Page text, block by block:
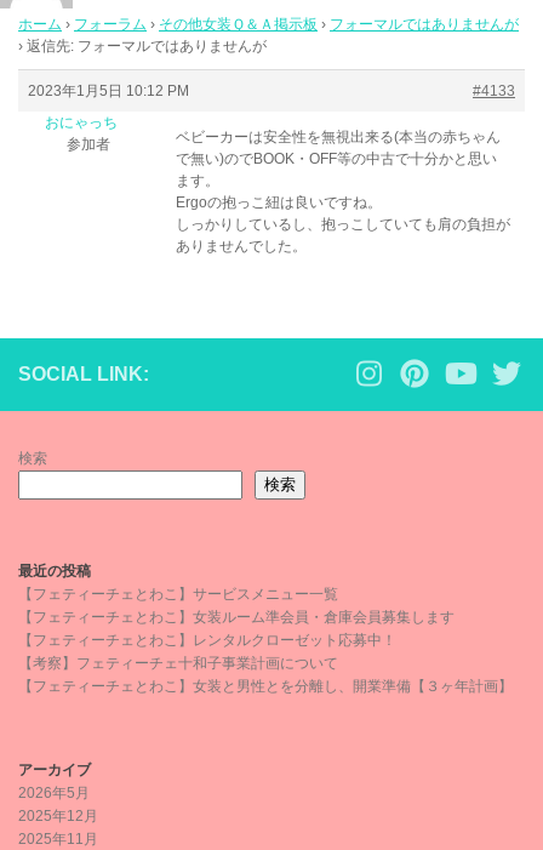
ホーム › フォーラム › その他女装Ｑ＆Ａ掲示板 › フォーマルではありませんが
› 返信先: フォーマルではありませんが
2023年1月5日 10:12 PM
#4133
おにゃっち
参加者
ベビーカーは安全性を無視出来る(本当の赤ちゃん
で無い)のでBOOK・OFF等の中古で十分かと思い
ます。
Ergoの抱っこ紐は良いですね。
しっかりしているし、抱っこしていても肩の負担が
ありませんでした。
SOCIAL LINK:
検索
検索
最近の投稿
【フェティーチェとわこ】サービスメニュー一覧
【フェティーチェとわこ】女装ルーム準会員・倉庫会員募集します
【フェティーチェとわこ】レンタルクローゼット応募中！
【考察】フェティーチェ十和子事業計画について
【フェティーチェとわこ】女装と男性とを分離し、開業準備【３ヶ年計画】
アーカイブ
2026年5月
2025年12月
2025年11月